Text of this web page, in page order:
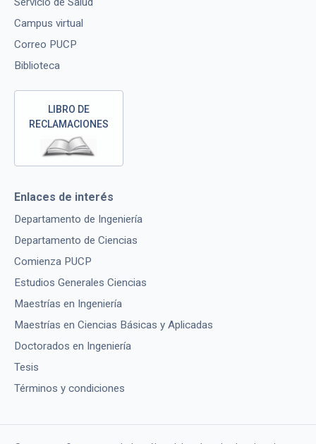
Campus virtual
Correo PUCP
Biblioteca
LIBRO DE
RECLAMACIONES
Enlaces de interés
Departamento de Ingeniería
Departamento de Ciencias
Comienza PUCP
Estudios Generales Ciencias
Maestrías en Ingeniería
Maestrías en Ciencias Básicas y Aplicadas
Doctorados en Ingeniería
Tesis
Términos y condiciones